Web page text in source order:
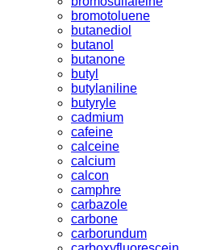
bromotoluene
butanediol
butanol
butanone
butyl
butylaniline
butyryle
cadmium
cafeine
calceine
calcium
calcon
camphre
carbazole
carbone
carborundum